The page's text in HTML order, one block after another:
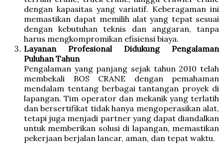
dengan kapasitas yang variatif. Keberagaman ini
memastikan dapat memilih alat yang tepat sesuai
dengan kebutuhan teknis dan anggaran, tanpa
harus mengkompromikan efisiensi biaya.
Layanan Profesional Didukung Pengalaman
Puluhan Tahun
Pengalaman yang panjang sejak tahun 2010 telah
membekali BOS CRANE dengan pemahaman
mendalam tentang berbagai tantangan proyek di
lapangan. Tim operator dan mekanik yang terlatih
dan bersertifikat tidak hanya mengoperasikan alat,
tetapi juga menjadi partner yang dapat diandalkan
untuk memberikan solusi di lapangan, memastikan
pekerjaan berjalan lancar, aman, dan tepat waktu.